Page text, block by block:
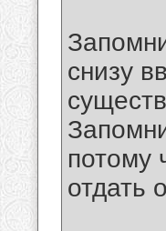
снизу
потому
отдать